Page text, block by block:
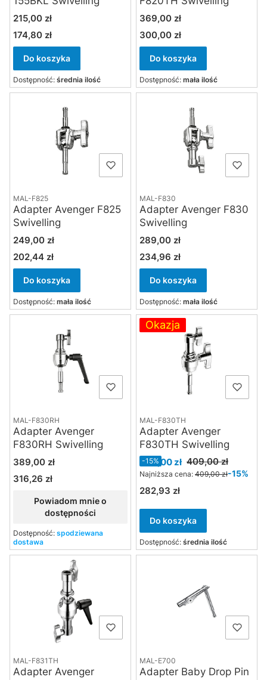
Cena
215,00 zł
Cena
174,80 zł
Do koszyka
Dostępność: średnia ilość
Cena
369,00 zł
Cena
300,00 zł
Do koszyka
Dostępność: mała ilość
MAL-F825
Adapter Avenger F825
Swivelling
Cena
249,00 zł
Cena
202,44 zł
Do koszyka
Dostępność: mała ilość
MAL-F830
Adapter Avenger F830
Swivelling
Cena
289,00 zł
Cena
234,96 zł
Do koszyka
Dostępność: mała ilość
MAL-F830RH
Adapter Avenger
F830RH Swivelling
Cena
389,00 zł
Cena
316,26 zł
Powiadom mnie o
dostępności
Dostępność: spodziewana
dostawa
Okazja
MAL-F830TH
Adapter Avenger
F830TH Swivelling
Cena promocyjna
348,00 zł 409,00 zł
-15%
Najniższa cena: 409,00 zł-15%
Cena
282,93 zł
Do koszyka
Dostępność: średnia ilość
MAL-F831TH
Adapter Avenger
MAL-E700
Adapter Baby Drop Pin